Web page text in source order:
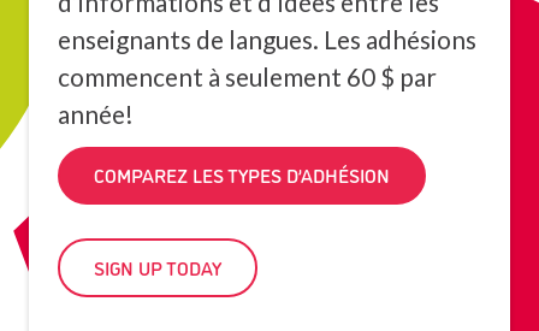
enseignants de langues. Les adhésions
commencent à seulement 60 $ par
année!
COMPAREZ LES TYPES D’ADHÉSION
SIGN UP TODAY